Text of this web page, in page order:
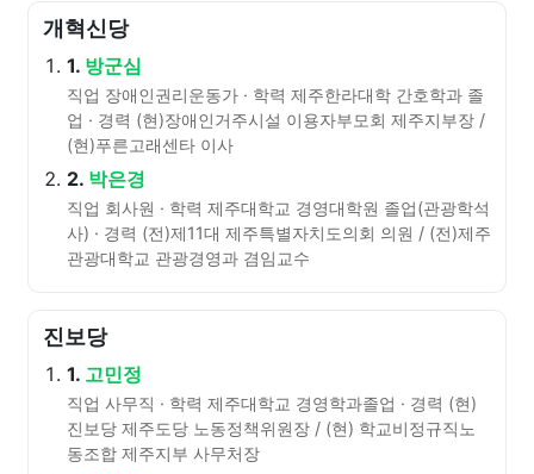
개혁신당
1. 방군심
직업 장애인권리운동가 · 학력 제주한라대학 간호학과 졸
업 · 경력 (현)장애인거주시설 이용자부모회 제주지부장 /
(현)푸른고래센타 이사
2. 박은경
직업 회사원 · 학력 제주대학교 경영대학원 졸업(관광학석
사) · 경력 (전)제11대 제주특별자치도의회 의원 / (전)제주
관광대학교 관광경영과 겸임교수
진보당
1. 고민정
직업 사무직 · 학력 제주대학교 경영학과졸업 · 경력 (현)
진보당 제주도당 노동정책위원장 / (현) 학교비정규직노
동조합 제주지부 사무처장